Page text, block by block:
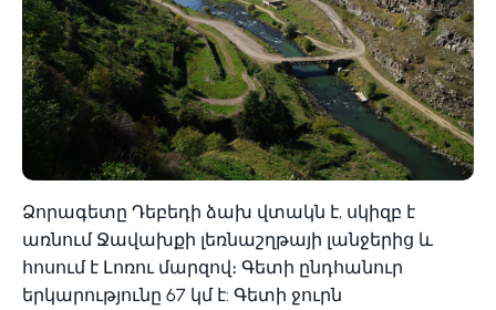
Ձորագետը Դեբեդի ձախ վտակն է, սկիզբ է
առնում Ջավախքի լեռնաշղթայի լանջերից և
հոսում է Լոռու մարզով։ Գետի ընդհանուր
երկարությունը 67 կմ է: Գետի ջուրն